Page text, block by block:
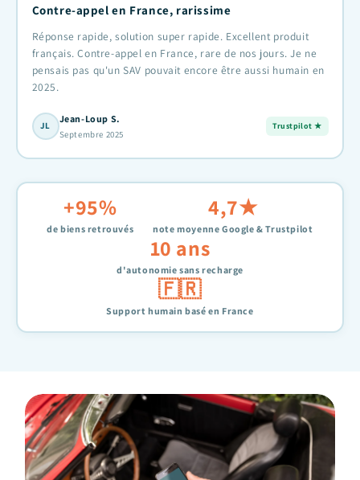
Contre-appel en France, rarissime
Réponse rapide, solution super rapide. Excellent produit
français. Contre-appel en France, rare de nos jours. Je ne
pensais pas qu'un SAV pouvait encore être aussi humain en
2025.
JL
Jean-Loup S.
Septembre 2025
Trustpilot ★
+95%
de biens retrouvés
4,7★
note moyenne Google & Trustpilot
10 ans
d'autonomie sans recharge
🇫🇷
Support humain basé en France